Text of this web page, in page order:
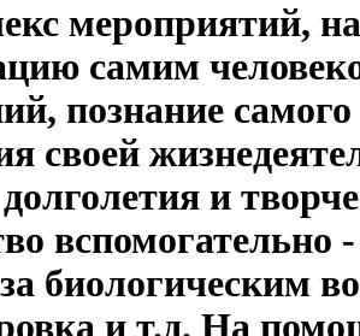
мероприятий,
самим
познание
своей
и
биологическим
и т.д. На